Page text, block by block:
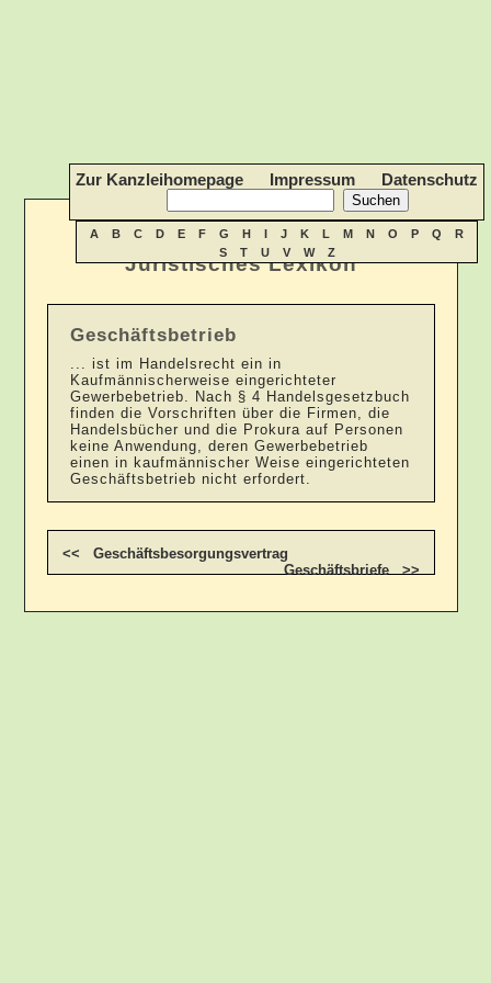
Juristisches Lexikon
Zur Kanzleihomepage Impressum Datenschutz
A B C D E F G H I J K L M N O P Q
R
S
T U V W Z
Geschäftsbetrieb
... ist im Handelsrecht ein in
Kaufmännischerweise eingerichteter
Gewerbebetrieb. Nach § 4 Handelsgesetzbuch
finden die Vorschriften über die Firmen, die
Handelsbücher und die Prokura auf Personen
keine Anwendung, deren Gewerbebetrieb
einen in kaufmännischer Weise eingerichteten
Geschäftsbetrieb nicht erfordert.
<< Geschäftsbesorgungsvertrag
Geschäftsbriefe >>